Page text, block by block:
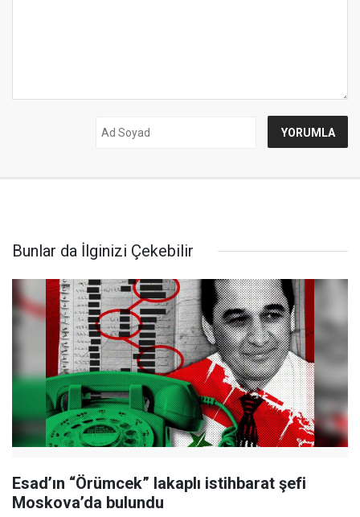
Bunlar da İlginizi Çekebilir
Esad’ın “Örümcek” lakaplı istihbarat şefi
Moskova’da bulundu